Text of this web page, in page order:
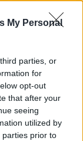
My Personal
parties, or
for
opt-out
that after your
seeing
utilized by
parties prior to
uz svētkiem